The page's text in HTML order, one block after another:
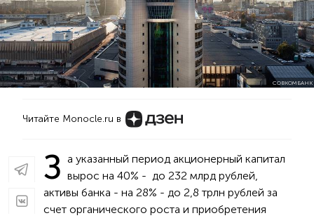
СОВКОМБАНК
Читайте Monocle.ru в
З а указанный период акционерный капитал
вырос на 40% - до 232 млрд рублей,
активы банка - на 28% - до 2,8 трлн рублей за
счет органического роста и приобретения